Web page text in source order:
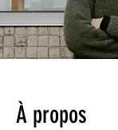
À propos